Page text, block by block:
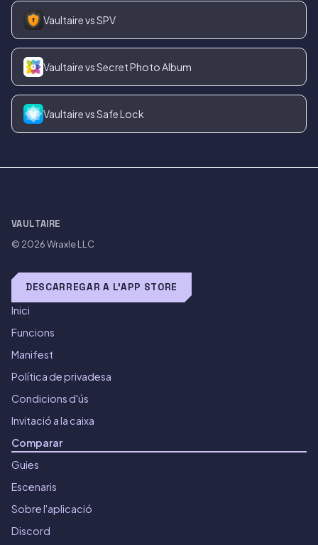
Vaultaire vs SPV
Vaultaire vs Secret Photo Album
Vaultaire vs Safe Lock
VAULTAIRE
© 2026Wraxle LLC
DESCARREGAR A L'APP STORE
Inici
Funcions
Manifest
Política de privadesa
Condicions d'ús
Invitació a la caixa
Comparar
Guies
Escenaris
Sobre l'aplicació
Discord